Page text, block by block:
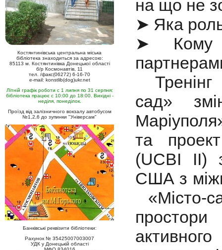
Костянтинівська центральна міська
бібліотека знаходиться за адресою:
85113 м. Костянтинівка Донецької області
б/р Космонавтів, 11
тел. /факс(06272) 6-16-70
e-mail: konstlib(dog)ukr.net
Літній графік роботи с 1 липня по 31 серпня:
бібліотека працює с 10:00 до 18:00. Вихідні -
неділя, понеділок.
Проїзд від залізничного вокзалу автобусом
№1,2,6 до зупинки "Універсам"
Банківські реквізити бібліотеки:
Рахунок № 35425007003007
УДК у Донецькій області
на що не
➤ Яка роль
➤ Кому
Тренінг
сад»
та
(UCBI II)
США з
«Місто-
активного